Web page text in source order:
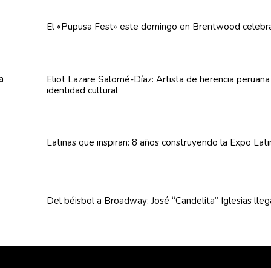
El «Pupusa Fest» este domingo en Brentwood
Eliot Lazare Salomé-Díaz: Artista de herencia
identidad cultural
Latinas que inspiran: 8 años construyendo la Expo
Del béisbol a Broadway: José “Candelita” Iglesias